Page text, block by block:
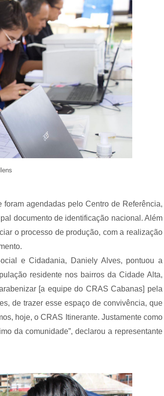
agendadas pelo Centro de Referência,
documento de identificação nacional. Além
o processo de produção, com a realização
e Cidadania, Daniely Alves, pontuou a
residente nos bairros da Cidade Alta,
[a equipe do CRAS Cabanas] pela
de trazer esse espaço de convivência, que
hoje, o CRAS Itinerante. Justamente como
da comunidade”, declarou a representante